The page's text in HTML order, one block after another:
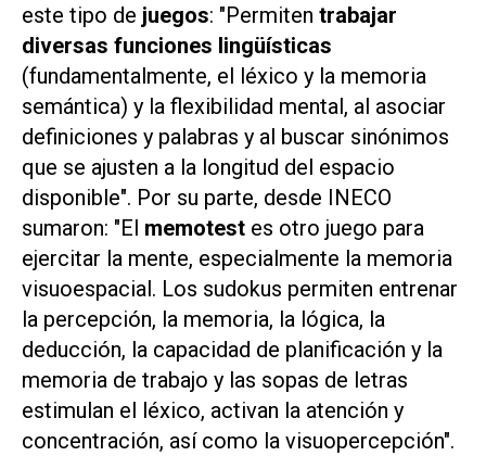
este tipo de juegos: "Permiten trabajar
diversas funciones lingüísticas
(fundamentalmente, el léxico y la memoria
semántica) y la flexibilidad mental, al asociar
definiciones y palabras y al buscar sinónimos
que se ajusten a la longitud del espacio
disponible". Por su parte, desde INECO
sumaron: "El memotest es otro juego para
ejercitar la mente, especialmente la memoria
visuoespacial. Los sudokus permiten entrenar
la percepción, la memoria, la lógica, la
deducción, la capacidad de planificación y la
memoria de trabajo y las sopas de letras
estimulan el léxico, activan la atención y
concentración, así como la visuopercepción".